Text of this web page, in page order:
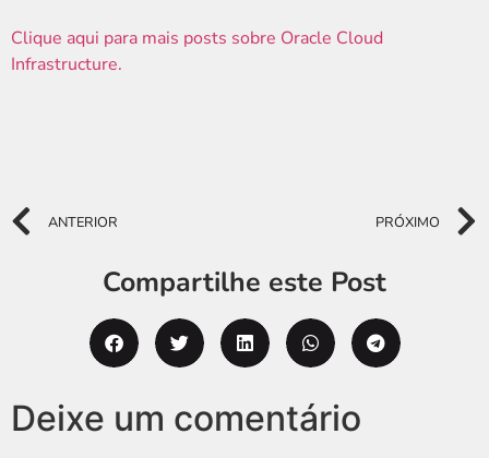
Clique aqui para mais posts sobre Oracle Cloud
Infrastructure.
ANTERIOR PRÓXIMO
Compartilhe este Post
Deixe um comentário